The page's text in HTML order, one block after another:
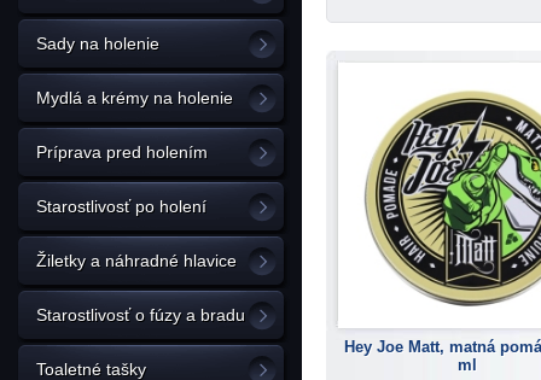
Sady na holenie
Mydlá a krémy na holenie
Príprava pred holením
Starostlivosť po holení
Žiletky a náhradné hlavice
Starostlivosť o fúzy a bradu
Toaletné tašky
Hey Joe Matt, matná
ml